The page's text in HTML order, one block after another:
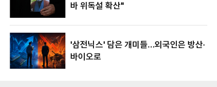
바 위독설 확산"
'삼전닉스' 담은 개미들…외국인은 방산·
바이오로